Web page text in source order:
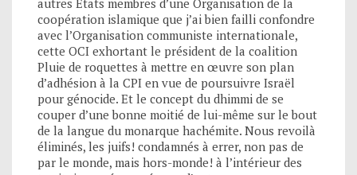
autres États membres d’une Organisation de la
coopération islamique que j’ai bien failli confondre
avec l’Organisation communiste internationale,
cette OCI exhortant le président de la coalition
Pluie de roquettes à mettre en œuvre son plan
d’adhésion à la CPI en vue de poursuivre Israël
pour génocide. Et le concept du dhimmi de se
couper d’une bonne moitié de lui-même sur le bout
de la langue du monarque hachémite. Nous revoilà
éliminés, les juifs! condamnés à errer, non pas de
par le monde, mais hors-monde! à l’intérieur des